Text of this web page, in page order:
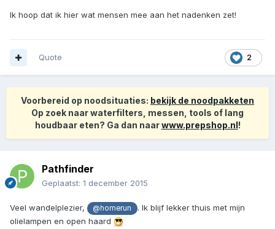
Ik hoop dat ik hier wat mensen mee aan het nadenken zet!
2
Quote
Voorbereid op noodsituaties: bekijk de noodpakketen
Op zoek naar waterfilters, messen, tools of lang
houdbaar eten? Ga dan naarwww.prepshop.nl!
Pathfinder
Geplaatst: 1 december 2015
Veel wandelplezier, @homerun
. Ik blijf lekker thuis met mijn
olielampen en open haard